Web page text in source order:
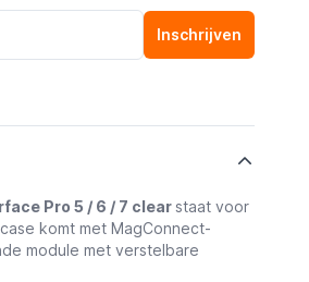
Inschrijven
Pro 5 / 6 / 7 clearstaat voor
komt met MagConnect-
module met verstelbare